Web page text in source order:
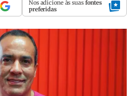
Nos adicione às suas fontes
preferidas